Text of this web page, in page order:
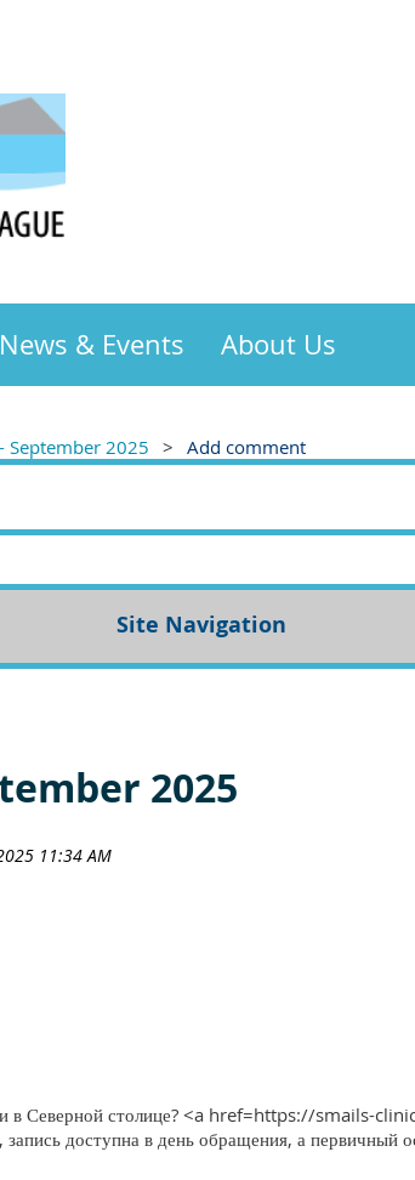
News & Events About Us
September 2025 Add comment
Site Navigation
2025
в Северной столице? <a href=https://smails-
доступна в день обращения, а